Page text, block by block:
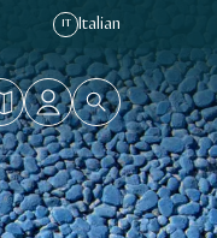
IT Italian